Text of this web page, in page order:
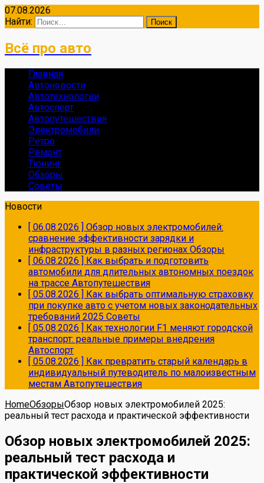
07.08.2026
Найти:
Всё про авто
Главная
Автоновости
Автотехнологии
Автоспорт
Автопутешествия
Электромобили
Ретро
Ремонт
Тюнинг
Обзоры
Советы
Новости
[ 06.08.2026 ] Обзор новых электромобилей:
сравнение эффективности зарядки и
инфраструктуры в разных регионах Обзоры
[ 06.08.2026 ] Как выбрать и подготовить
автомобили для длительных автономных поездок
на трассе Автопутешествия
[ 05.08.2026 ] Как выбрать оптимальную страховку
при покупке авто с учетом новых законодательных
требований 2025 Советы
[ 05.08.2026 ] Как технологии F1 меняют городской
транспорт: реальные примеры внедрения
Автоспорт
[ 05.08.2026 ] Как превратить старый календарь в
индивидуальный путеводитель по малоизвестным
местам Автопутешествия
HomeОбзорыОбзор новых электромобилей 2025:
реальный тест расхода и практической эффективности
Обзор новых электромобилей 2025:
реальный тест расхода и
практической эффективности